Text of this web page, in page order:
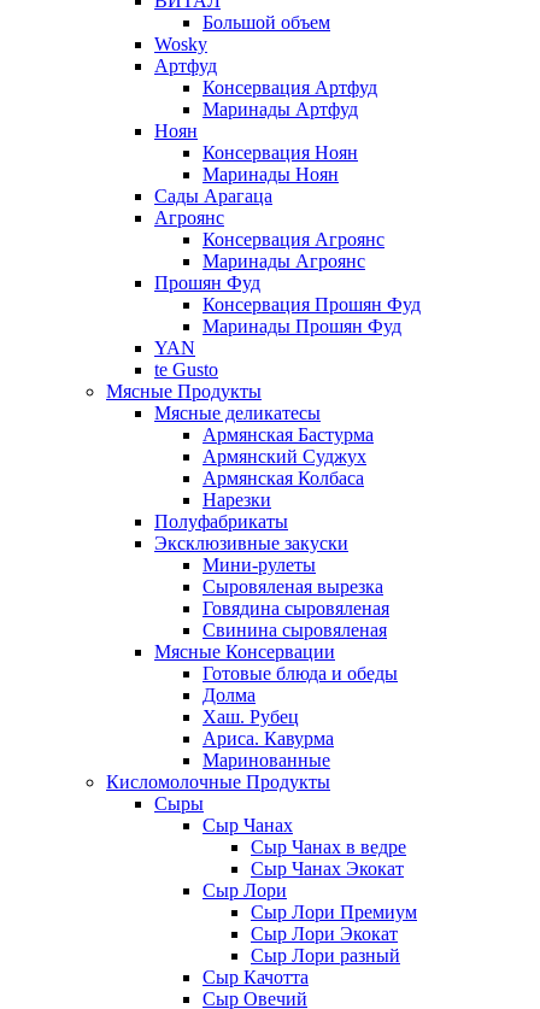
Большой объем
Wosky
Артфуд
Консервация Артфуд
Маринады Артфуд
Ноян
Консервация Ноян
Маринады Ноян
Сады Арагаца
Агроянс
Консервация Агроянс
Маринады Агроянс
Прошян Фуд
Консервация Прошян Фуд
Маринады Прошян Фуд
YAN
te Gusto
Мясные Продукты
Мясные деликатесы
Армянская Бастурма
Армянский Суджух
Армянская Колбаса
Нарезки
Полуфабрикаты
Эксклюзивные закуски
Мини-рулеты
Сыровяленая вырезка
Говядина сыровяленая
Свинина сыровяленая
Мясные Консервации
Готовые блюда и обеды
Долма
Хаш. Рубец
Ариса. Кавурма
Маринованные
Кисломолочные Продукты
Сыры
Сыр Чанах
Сыр Чанах в ведре
Сыр Чанах Экокат
Сыр Лори
Сыр Лори Премиум
Сыр Лори Экокат
Сыр Лори разный
Сыр Качотта
Сыр Овечий